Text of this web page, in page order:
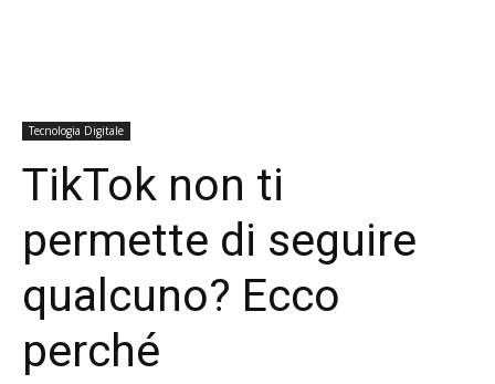
Tecnologia Digitale
TikTok non ti
permette di seguire
qualcuno? Ecco
perché